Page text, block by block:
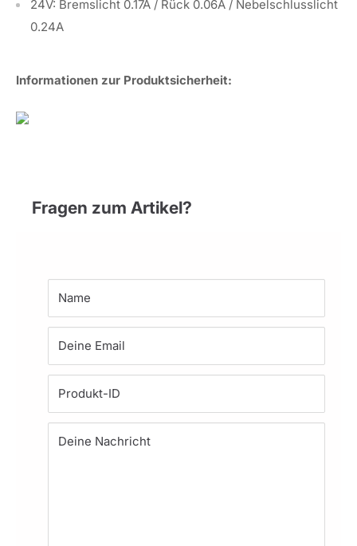
24V: Bremslicht 0.17A / Rück 0.06A / Nebelschlusslicht
0.24A
Informationen zur Produktsicherheit:
Fragen zum Artikel?
Name
Deine Email
Produkt-ID
Deine Nachricht